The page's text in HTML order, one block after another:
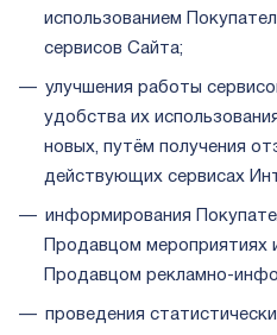
использованием
сервисов Сайта;
улучшения работы
удобства их
новых, путём получения
действующих сервисах
информирования
Продавцом мероприятиях
Продавцом рекламно-
проведения